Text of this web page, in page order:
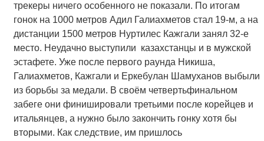
трекеры ничего особенного не показали. По итогам
гонок на 1000 метров Адил Галиахметов стал 19-м, а на
дистанции 1500 метров Нуртилес Кажгали занял 32-е
место. Неудачно выступили казахстанцы и в мужской
эстафете. Уже после первого раунда Никиша,
Галиахметов, Кажгали и Еркебулан Шамуханов выбыли
из борьбы за медали. В своём четвертьфинальном
забеге они финишировали третьими после корейцев и
итальянцев, а нужно было закончить гонку хотя бы
вторыми. Как следствие, им пришлось